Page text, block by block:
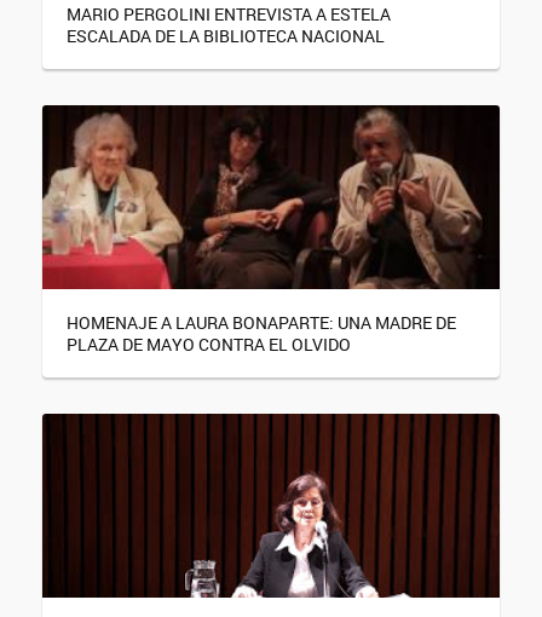
MARIO PERGOLINI ENTREVISTA A ESTELA
ESCALADA DE LA BIBLIOTECA NACIONAL
HOMENAJE A LAURA BONAPARTE: UNA MADRE DE
PLAZA DE MAYO CONTRA EL OLVIDO